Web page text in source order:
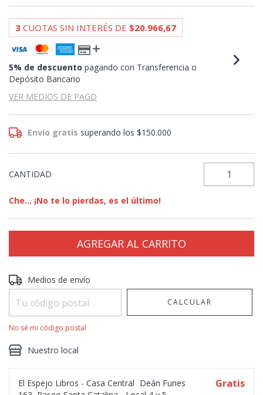
3 CUOTAS SIN INTERÉS DE $20.966,67
5% de descuento pagando con Transferencia o
Depósito Bancario
VER MEDIOS DE PAGO
Envío gratis superando los$150.000
CANTIDAD
Che... ¡No te lo pierdas, es el último!
Entregas para el CP:
Medios de envío
CALCULAR
No sé mi código postal
Nuestro local
El Espejo Libros - Casa Central Deán Funes
Gratis